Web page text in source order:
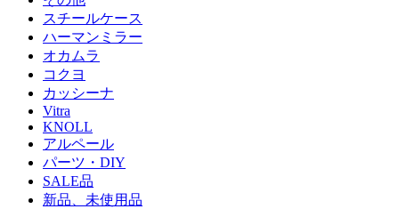
スチールケース
ハーマンミラー
オカムラ
コクヨ
カッシーナ
Vitra
KNOLL
アルペール
パーツ・DIY
SALE品
新品、未使用品